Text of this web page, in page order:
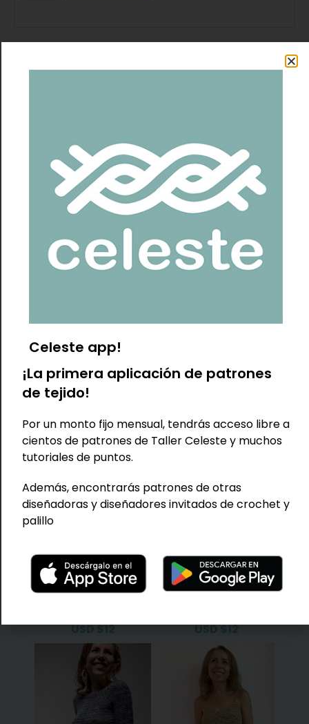
L, 750 gr talla XL
Patrón: Patrón en formato PDF, Revista digital con texto
explicativo muy claro, fotos del paso a paso y link a videos
de apoyo. El formato es muy completo, es más un curso
online que un patrón.
abajo, sin costuras. Es un crop oversize ancho y corto que
cae sobre tu cuerpo. Muy cómodo y ondero. Lo puedes
tejer con cuello alto o sin cuello, cómo más te guste.
TAMBIÉN TE PUEDE
INTERESAR...
Patrón Crochet Top
USD$12
Patrón Crochet
USD$12
Celeste app!
¡La primera aplicación de patrones
de tejido!
Por un monto fijo mensual, tendrás acceso libre a
cientos de patrones de Taller Celeste y muchos
tutoriales de puntos.
Además, encontrarás patrones de otras
diseñadoras y diseñadores invitados de crochet y
palillo